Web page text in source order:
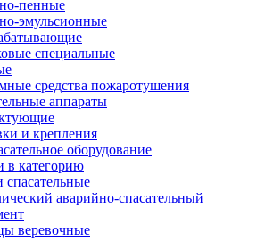
пенные
эмульсионные
специальные
средства пожаротушения
аппараты
и крепления
оборудование
в категорию
спасательные
аварийно-спасательный
веревочные